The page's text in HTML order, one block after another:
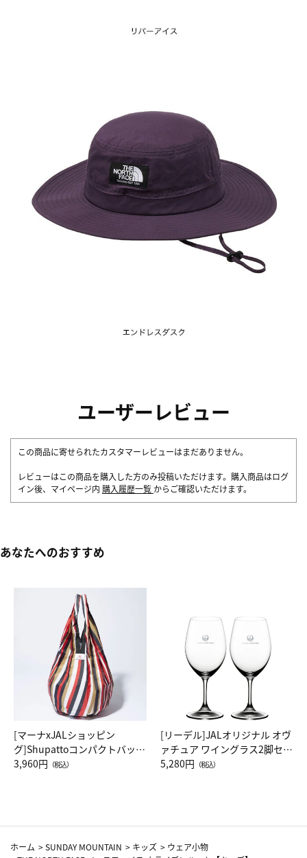
ユーザーレビュー
この商品に寄せられたカスタマーレビューはまだありません。
レビューはこの商品を購入した方のみ投稿いただけます。購入商品はログ
イン後、マイページ内 購入履歴一覧 からご確認いただけます。
あなたへのおすすめ
[マーナxJALショッピン
グ]Shupattoコンパクトバッグ
Drop JAL客室乗務員（LC）ス
3,960円 （税込）
[リーデル]JALオリジナル オヴ
ァチュア ワイングラス2脚セッ
ト（レッドワイン）
5,280円 （税込）
ホーム >SUNDAY MOUNTAIN > キッズ > ウェア小物